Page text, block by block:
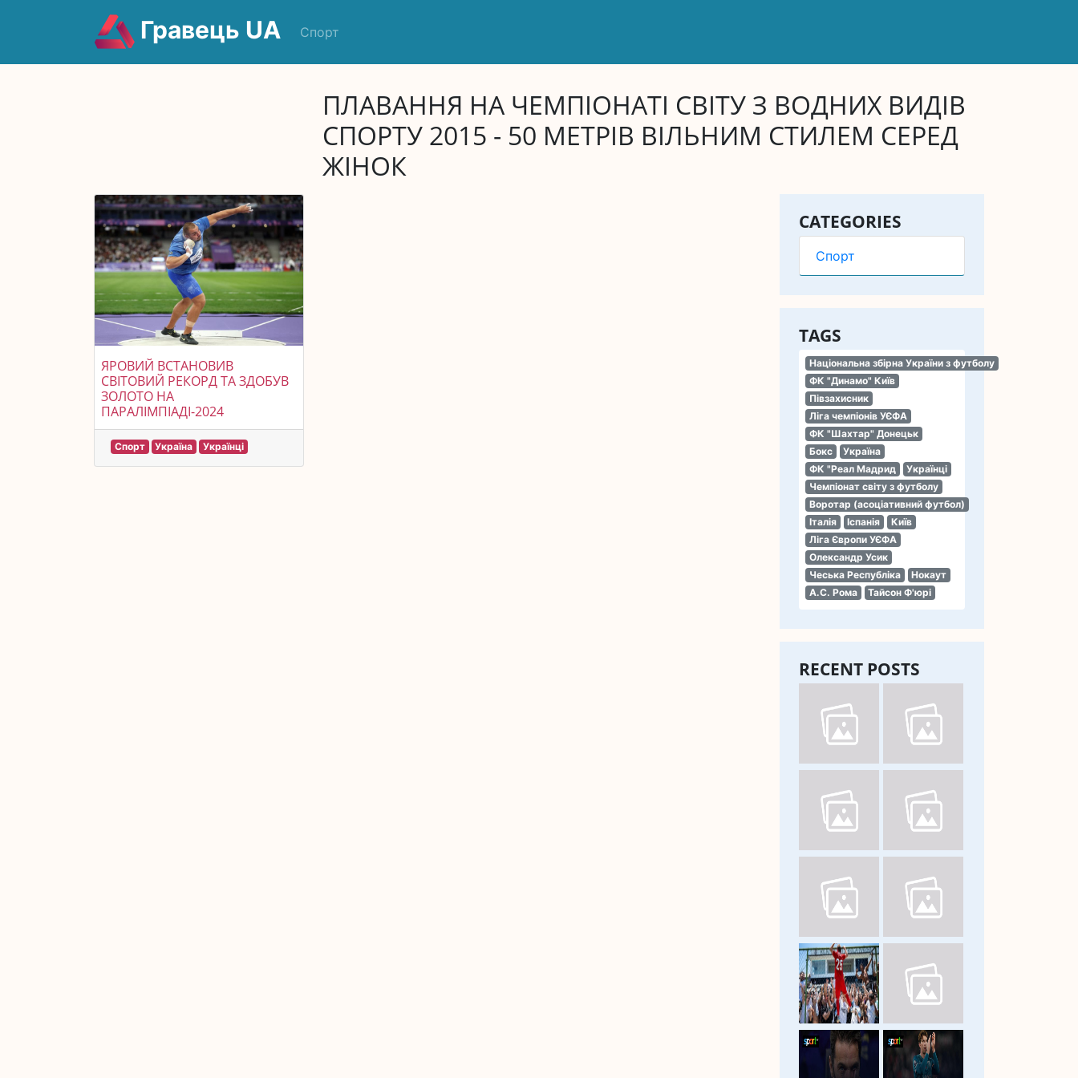
Гравець UA Спорт
ПЛАВАННЯ НА ЧЕМПІОНАТІ СВІТУ З ВОДНИХ ВИДІВ
СПОРТУ 2015 - 50 МЕТРІВ ВІЛЬНИМ СТИЛЕМ СЕРЕД
ЖІНОК
CATEGORIES
Спорт
TAGS
Національна збірна України з футболу
ФК "Динамо" Київ
Півзахисник
Ліга чемпіонів УЄФА
ФК "Шахтар" Донецьк
Бокс
Україна
ФК "Реал Мадрид
Українці
Чемпіонат світу з футболу
Воротар (асоціативний футбол)
Італія
Іспанія
Київ
Ліга Європи УЄФА
Олександр Усик
Чеська Республіка
Нокаут
А.С. Рома
Тайсон Ф'юрі
RECENT POSTS
ЯРОВИЙ ВСТАНОВИВ
СВІТОВИЙ РЕКОРД ТА ЗДОБУВ
ЗОЛОТО НА
ПАРАЛІМПІАДІ-2024
Спорт Україна Українці